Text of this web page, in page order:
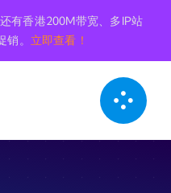
有香港200M带宽、多IP站
。 立即查看！